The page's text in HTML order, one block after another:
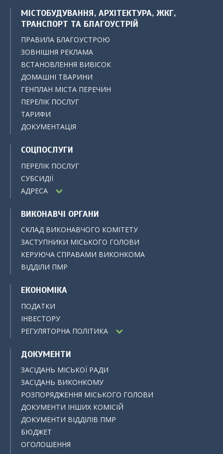
МІСТОБУДУВАННЯ, АРХІТЕКТУРА, ЖКГ,
ТРАНСПОРТ ТА БЛАГОУСТРІЙ
ПРАВИЛА БЛАГОУСТРОЮ
ЗОВНІШНЯ РЕКЛАМА
ВСТАНОВЛЕННЯ ВИВІСОК
ДОМАШНІ ТВАРИНИ
ГЕНПЛАН МІСТА ПЕРЕЧИН
ПЕРЕЛІК ПОСЛУГ
ТАРИФИ
ДОКУМЕНТАЦІЯ
СОЦПОСЛУГИ
ПЕРЕЛІК ПОСЛУГ
СУБСИДІЇ
АДРЕСА
ВИКОНАВЧІ ОРГАНИ
СКЛАД ВИКОНАВЧОГО КОМІТЕТУ
ЗАСТУПНИКИ МІСЬКОГО ГОЛОВИ
КЕРУЮЧА СПРАВАМИ ВИКОНКОМА
ВІДДІЛИ ПМР
ЕКОНОМІКА
ПОДАТКИ
ІНВЕСТОРУ
РЕГУЛЯТОРНА ПОЛІТИКА
ДОКУМЕНТИ
ЗАСІДАНЬ МІСЬКОЇ РАДИ
ЗАСІДАНЬ ВИКОНКОМУ
РОЗПОРЯДЖЕННЯ МІСЬКОГО ГОЛОВИ
ДОКУМЕНТИ ІНШИХ КОМІСІЙ
ДОКУМЕНТИ ВІДДІЛІВ ПМР
БЮДЖЕТ
ОГОЛОШЕННЯ